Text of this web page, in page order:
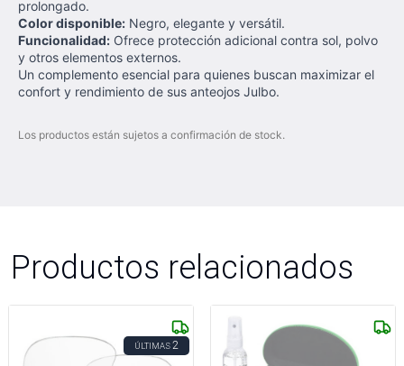
prolongado.
Color disponible: Negro, elegante y versátil.
Funcionalidad: Ofrece protección adicional contra sol, polvo
y otros elementos externos.
Un complemento esencial para quienes buscan maximizar el
confort y rendimiento de sus anteojos Julbo.
Los productos están sujetos a confirmación de stock.
Productos relacionados
ÚLTIMAS2